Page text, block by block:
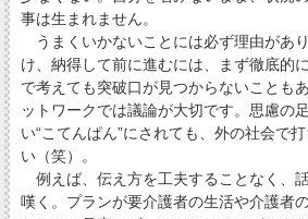
事は生まれません。
うまくいかないことには必ず理由があ
け、納得して前に進むには、まず徹底的
で考えても突破口が見つからないことも
ットワークでは議論が大切です。思慮の
い“こてんぱん”にされても、外の社会で
い（笑）。
例えば、伝え方を工夫することなく、
嘆く。プランが要介護者の生活や介護者